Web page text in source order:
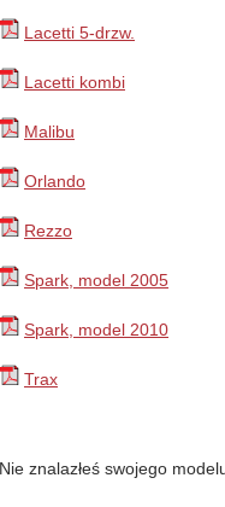
Lacetti 5-drzw.
Lacetti kombi
Malibu
Orlando
Rezzo
Spark, model 2005
Spark, model 2010
Trax
Nie znalazłeś swojego